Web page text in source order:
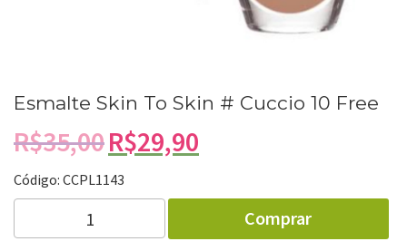
Esmalte Skin To Skin # Cuccio 10 Free
R$35,00R$29,90
Código: CCPL1143
Comprar